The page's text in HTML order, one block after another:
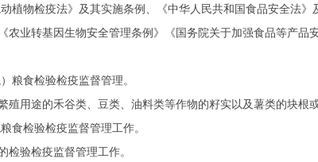
植物检疫法》及其实施条例、《中华人民共和国食品安全法》
农业转基因生物安全管理条例》《国务院关于加强食品等产品
粮食检验检疫监督管理。
殖用途的禾谷类、豆类、油料类等作物的籽实以及薯类的块根或
食检验检疫监督管理工作。
检验检疫监督管理工作。